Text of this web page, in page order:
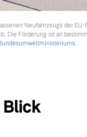
Neufahrzeugs der EU-
Die Förderung ist an
Blick